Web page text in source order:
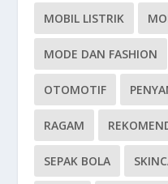
MOBIL LISTRIK
MODE DAN FASHION
OTOMOTIF
RAGAM
SEPAK BOLA